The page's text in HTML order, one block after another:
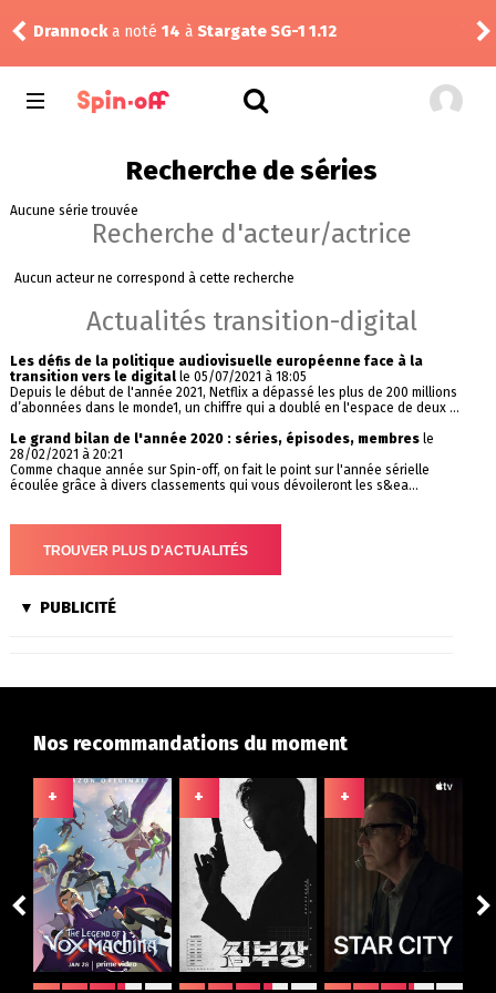
Drannocka noté 14 à Stargate SG-1 1.12
Recherche de séries
Aucune série trouvée
Recherche d'acteur/actrice
Aucun acteur ne correspond à cette recherche
Actualités transition-digital
Les défis de la politique audiovisuelle européenne face à la
transition vers le digitalle 05/07/2021 à 18:05
Depuis le début de l'année 2021, Netflix a dépassé les plus de 200 millions
d’abonnées dans le monde1, un chiffre qui a doublé en l'espace de deux ...
Le grand bilan de l'année 2020 : séries, épisodes, membresle
28/02/2021 à 20:21
Comme chaque année sur Spin-off, on fait le point sur l'année sérielle
écoulée grâce à divers classements qui vous dévoileront les s&ea...
PUBLICITÉ
Nos recommandations du moment
+ + +